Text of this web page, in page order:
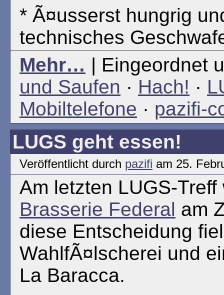
* Ã¤usserst hungrig
technisches
Mehr… | Eingeordnet
und Saufen · Hach! ·
Mobiltelefone · pazifi-
LUGS geht essen!
Veröffentlicht durch pazifi am 25.
Am letzten LUGS-
Brasserie Federal am
diese Entscheidung
WahlfÃ¤lscherei und
La Baracca.